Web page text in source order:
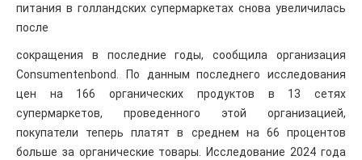
питания в голландских супермаркетах снова увеличилась
после
сокращения в последние годы, сообщила организация
Consumentenbond. По данным последнего исследования
цен на 166 органических продуктов в 13 сетях
супермаркетов, проведенного этой организацией,
покупатели теперь платят в среднем на 66 процентов
больше за органические товары. Исследование 2024 года